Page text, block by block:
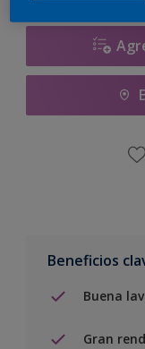
Beneficios
Buena
Gran